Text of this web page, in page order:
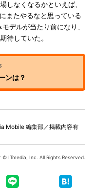
しなくなるかといえば、
またやるなと思っている
デルが当たり前になり、
待していた。
ンは？
Mobile 編集部／掲載内容有
© ITmedia, Inc. All Rights Reserved.